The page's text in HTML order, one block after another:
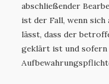
abschließender
ist der Fall, wenn sich
lässt, dass der
geklärt ist und sofern